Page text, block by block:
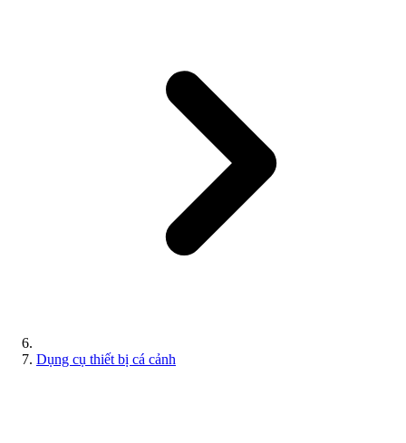
Dụng cụ thiết bị cá cảnh